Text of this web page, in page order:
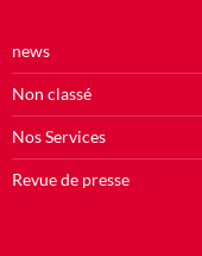
news
Non classé
Nos Services
Revue de presse